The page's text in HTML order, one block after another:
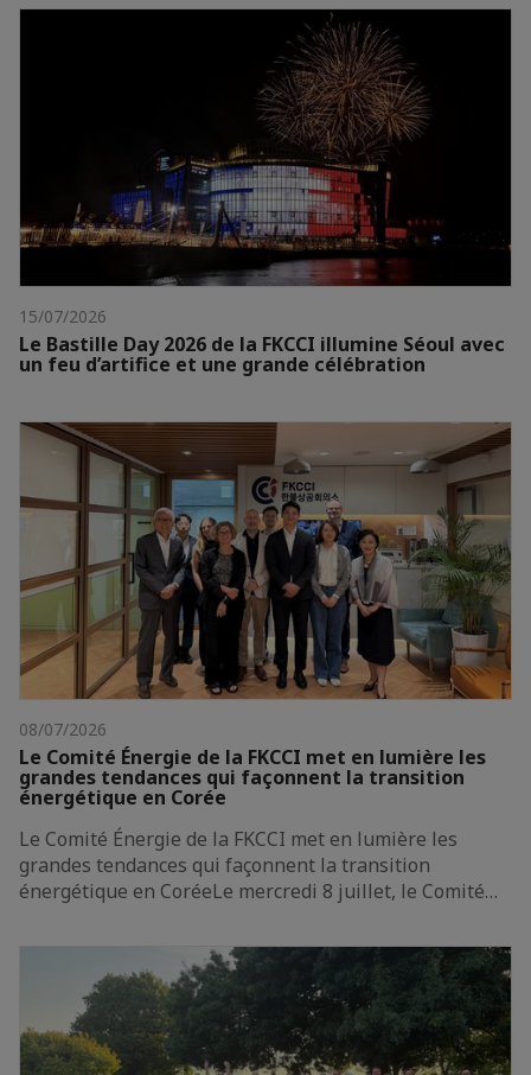
15/07/2026
Le Bastille Day 2026 de la FKCCI illumine Séoul avec
un feu d’artifice et une grande célébration
08/07/2026
Le Comité Énergie de la FKCCI met en lumière les
grandes tendances qui façonnent la transition
énergétique en Corée
Le Comité Énergie de la FKCCI met en lumière les
grandes tendances qui façonnent la transition
énergétique en CoréeLe mercredi 8 juillet, le Comité…